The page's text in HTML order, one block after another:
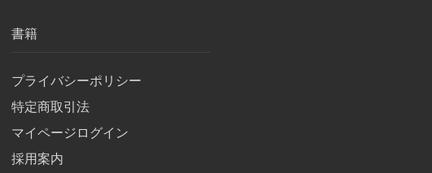
書籍
プライバシーポリシー
特定商取引法
マイページログイン
採用案内